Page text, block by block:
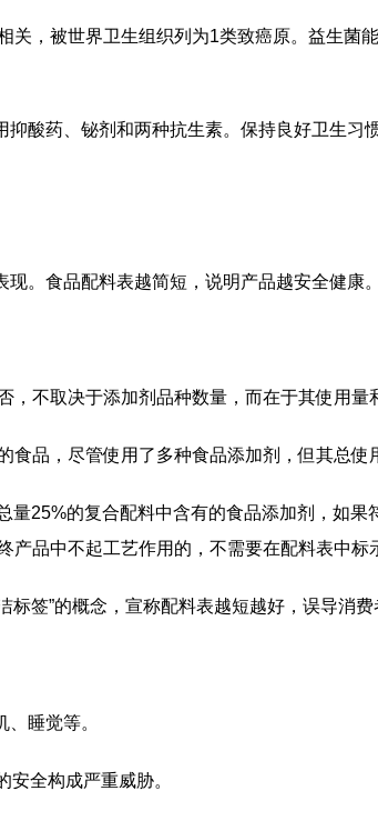
，被世界卫生组织列为1类致癌原。益生菌
酸药、铋剂和两种抗生素。保持良好卫生习
。食品配料表越简短，说明产品越安全健康。
取决于添加剂品种数量，而在于其使用量
品，尽管使用了多种食品添加剂，但其总使
的复合配料中含有的食品添加剂，如果
产品中不起工艺作用的，不需要在配料表中标
签”的概念，宣称配料表越短越好，误导消费
睡觉等。
全构成严重威胁。